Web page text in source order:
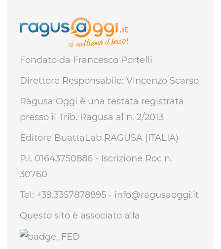
Fondato da Francesco Portelli
Direttore Responsabile: Vincenzo Scarso
Ragusa Oggi è una testata registrata
presso il Trib. Ragusa al n. 2/2013
Editore BuattaLab RAGUSA (ITALIA)
P.I. 01643750886 - Iscrizione Roc n.
30760
Tel: +39.3357878895 - info@ragusaoggi.it
Questo sito è associato alla